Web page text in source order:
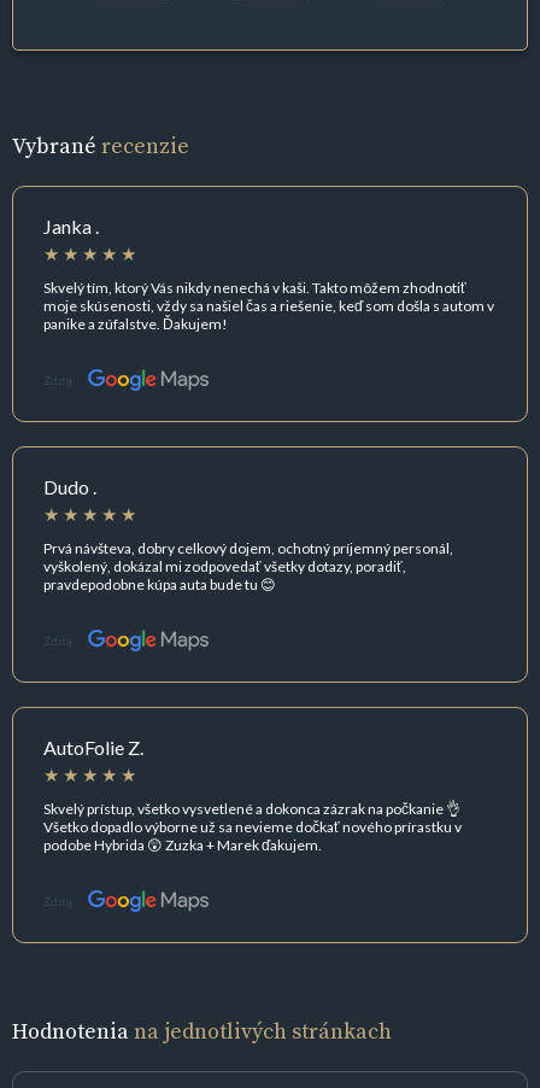
Vybrané recenzie
Janka .
Skvelý tím, ktorý Vás nikdy nenechá v kaši. Takto môžem zhodnotiť
moje skúsenosti, vždy sa našiel čas a riešenie, keď som došla s autom v
panike a zúfalstve. Ďakujem!
Zdroj:
Dudo .
Prvá návšteva, dobry celkový dojem, ochotný príjemný personál,
vyškolený, dokázal mi zodpovedať všetky dotazy, poradiť,
pravdepodobne kúpa auta bude tu 😊
Zdroj:
AutoFolie Z.
Skvelý prístup, všetko vysvetlené a dokonca zázrak na počkanie 👌
Všetko dopadlo výborne už sa nevieme dočkať nového prírastku v
podobe Hybrida 😲 Zuzka + Marek ďakujem.
Zdroj:
Hodnoteniana jednotlivých stránkach